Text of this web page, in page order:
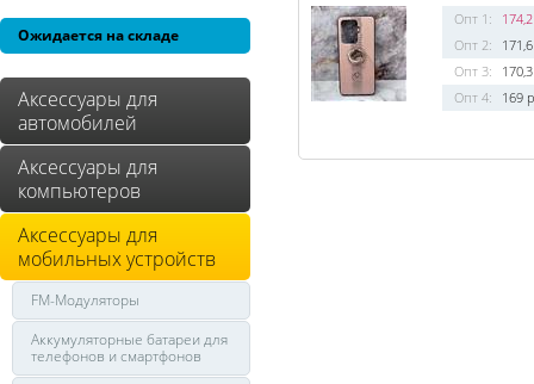
Ожидается на складе
Аксессуары для
автомобилей
Аксессуары для
компьютеров
Аксессуары для
мобильных устройств
FM-Модуляторы
Аккумуляторные батареи для
телефонов и смартфонов
Опт 1:
Опт 2:
Опт 3:
Опт 4:
169